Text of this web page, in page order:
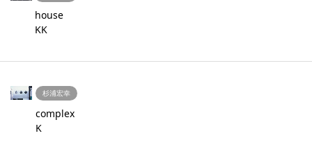
house
KK
杉浦宏幸
complex
K